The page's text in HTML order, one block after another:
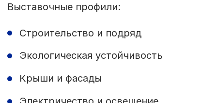
Выставочные профили:
Строительство и подряд
Экологическая устойчивость
Крыши и фасады